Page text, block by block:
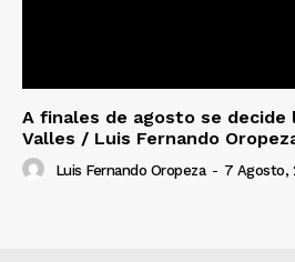
A finales de agosto se decide
Valles / Luis Fernando
Luis Fernando Oropeza - 7 Agosto,